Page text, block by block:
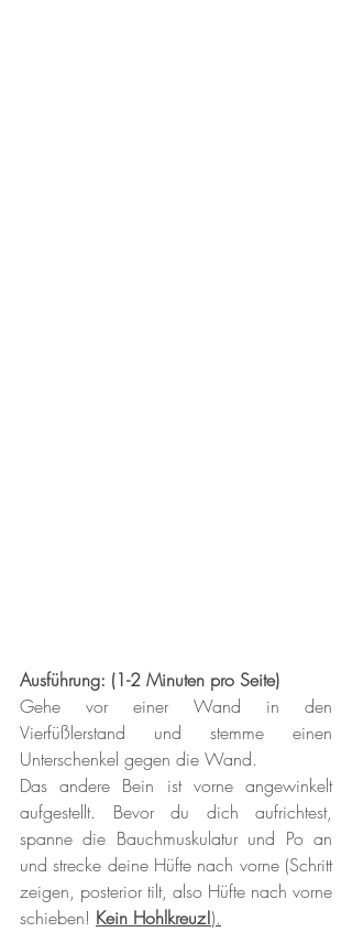
Ausführung: (1-2 Minuten pro Seite)
Gehe vor einer Wand in den
Vierfüßlerstand und stemme einen
Unterschenkel gegen die Wand.
Das andere Bein ist vorne angewinkelt
aufgestellt. Bevor du dich aufrichtest,
spanne die Bauchmuskulatur und Po an
und strecke deine Hüfte nach vorne (Schritt
zeigen, posterior tilt, also Hüfte nach vorne
schieben! Kein Hohlkreuz!).